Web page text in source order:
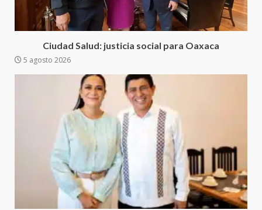
Ciudad Salud: justicia social para Oaxaca
5 agosto 2026
6
Detienen a Ernesto Ruffo en Baja
California; FGR lo investiga por
presuntos delitos de
16 julio 2026
Sin paso carretera Oaxaca-
Cuacnopalan
26 junio 2026
Exhorta Poder Legislativo al
IEEPO y al Iocied a realizar una
evaluación técnica y estructural
integral de las instalaciones de la